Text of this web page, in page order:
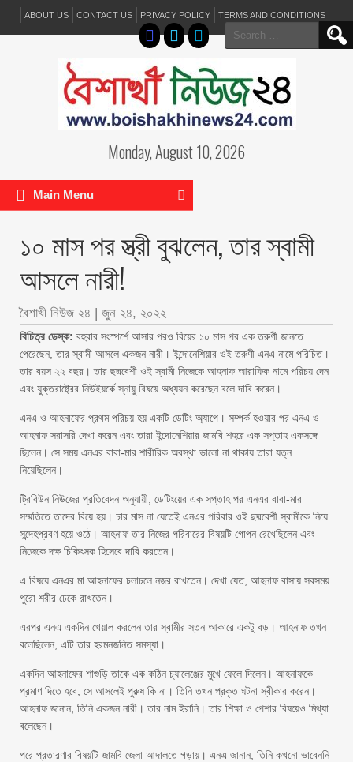
ABOUT US CONTACT US PRIVACY POLICY TERMS AND CONDITIONS
Search
for:
Monday, August 10, 2026
Main Menu
১০ মাস পর স্ত্রী বুঝলেন, তার স্বামী
আসলে নারী!
বৈশাখী নিউজ ২৪ | জুন ২৪, ২০২২
বিচিত্র ডেস্ক: বহুবার সংস্পর্শে আসার পরও বিয়ের ১০ মাস পর এক তরুণী জানতে
পেরেছেন, তার স্বামী আসলে একজন নারী। ইন্দোনেশিয়ার ওই তরুণী এনএ নামে পরিচিত।
তার বয়স ২২ বছর। তার ছদ্মবেশী ওই স্বামী নিজেকে আহনাফ আরাফিক নামে পরিচয় দেন
এবং যুক্তরাষ্ট্রের নিউইয়র্কে স্নায়ু বিষয়ে অধ্যয়ন করেছেন বলে দাবি করেন।
এনএ ও আহনাফের প্রথম পরিচয় হয় একটি ডেটিং অ্যাপে। সম্পর্ক হওয়ার পর এনএ ও
আহনাফ সরাসরি দেখা করেন এবং তারা ইন্দোনেশিয়ার জামবি শহরে এক সপ্তাহ একসঙ্গে
ছিলেন। সে সময় এনএর বাবা-মার শারীরিক অবস্থা ভালো না থাকায় তারা যত্ন
নিয়েছিলেন।
ট্রিবিউন নিউজের প্রতিবেদন অনুযায়ী, ডেটিংয়ের এক সপ্তাহ পর এনএর বাবা-মার
সম্মতিতে তাদের বিয়ে হয়। চার মাস না যেতেই এনএর পরিবার ওই ছদ্মবেশী স্বামীকে নিয়ে
সন্দেহপ্রবণ হয়ে ওঠে। আহনাফ তার নিজের পরিবারের বিষয়টি গোপন রেখেছিলেন এবং
নিজেকে দক্ষ চিকিৎসক হিসেবে দাবি করতেন।
এ বিষয়ে এনএর মা আহনাফের চলাচলে নজর রাখতেন। দেখা যেত, আহনাফ বাসায় সবসময়
পুরো শরীর ঢেকে রাখতেন।
এরপর এনএ একদিন খেয়াল করলেন তার স্বামীর স্তন আকারে একটু বড়। আহনাফ তখন
বলেছিলেন, এটি তার হরমনজনিত সমস্যা।
একদিন আহনাফের শাশুড়ি তাকে এক কঠিন চ্যালেঞ্জের মুখে ফেলে দিলেন। আহনাফকে
প্রমাণ দিতে হবে, সে আসলেই পুরুষ কি না। তিনি তখন প্রকৃত ঘটনা স্বীকার করেন।
আহনাফ জানান, তিনি একজন নারী। তার নাম ইরানি। তার শিক্ষা ও পেশার বিষয়েও মিথ্যা
বলেছেন।
পরে প্রতারণার বিষয়টি জামবি জেলা আদালতে গড়ায়। এনএ জানান, তিনি কখনো ভাবেননি